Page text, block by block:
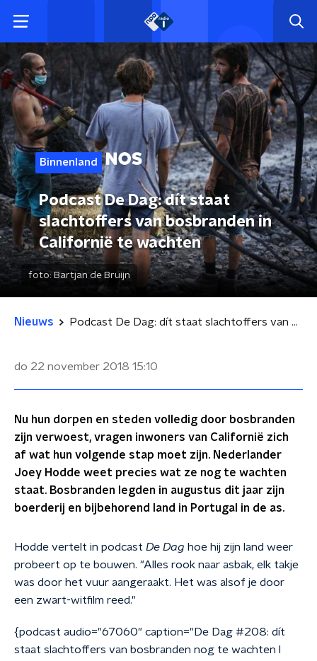
Binnenland
Podcast De Dag: dít staat
slachtoffers van bosbranden in
Californië te wachten
foto: Bartjan de Bruijn
Nieuws Podcast De Dag: dít staat slachtoffers van bosbranden in Californië te wachten
do 22 november 2018 15:10
Nu hun dorpen en steden volledig door bosbranden
zijn verwoest, vragen inwoners van Californië zich
af wat hun volgende stap moet zijn. Nederlander
Joey Hodde weet precies wat ze nog te wachten
staat. Bosbranden legden in augustus dit jaar zijn
boerderij en bijbehorend land in Portugal in de as.
Hodde vertelt in podcast De Dag hoe hij zijn land weer
probeert op te bouwen. "Alles rook naar asbak, elk takje
was door het vuur aangeraakt. Het was alsof je door
een zwart-witfilm reed."
{podcast audio="67060" caption="De Dag #208: dít
staat slachtoffers van bosbranden nog te wachten l